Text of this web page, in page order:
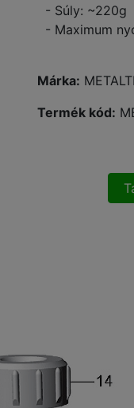
- Súly: ~220g
- Maximum
Márka:
Termék kód: